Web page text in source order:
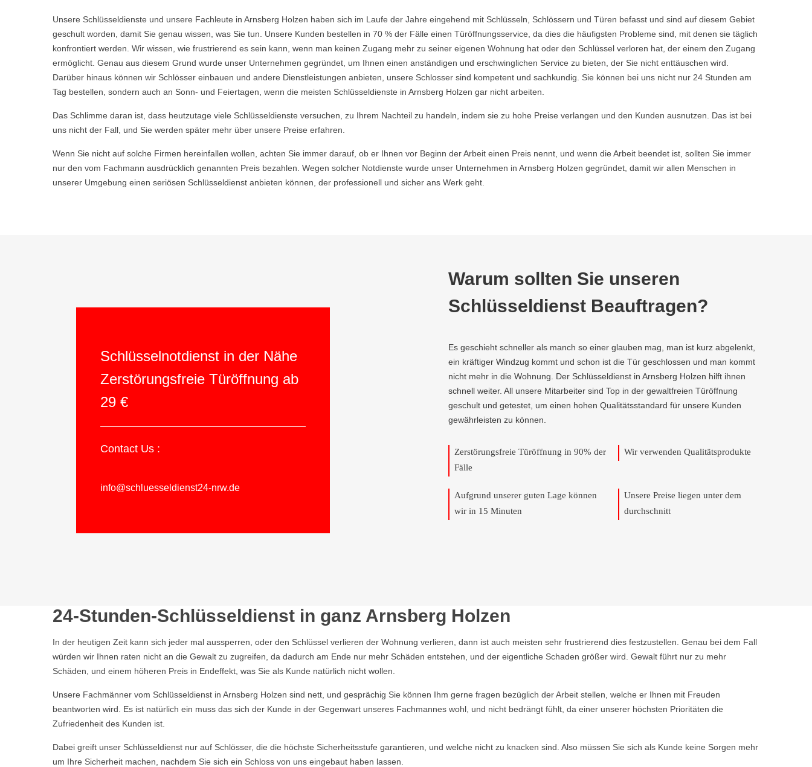
Unsere Schlüsseldienste und unsere Fachleute in Arnsberg Holzen haben sich im Laufe der Jahre eingehend mit Schlüsseln, Schlössern und Türen befasst und sind auf diesem Gebiet
geschult worden, damit Sie genau wissen, was Sie tun. Unsere Kunden bestellen in 70 % der Fälle einen Türöffnungsservice, da dies die häufigsten Probleme sind, mit denen sie täglich
konfrontiert werden. Wir wissen, wie frustrierend es sein kann, wenn man keinen Zugang mehr zu seiner eigenen Wohnung hat oder den Schlüssel verloren hat, der einem den Zugang
ermöglicht. Genau aus diesem Grund wurde unser Unternehmen gegründet, um Ihnen einen anständigen und erschwinglichen Service zu bieten, der Sie nicht enttäuschen wird.
Darüber hinaus können wir Schlösser einbauen und andere Dienstleistungen anbieten, unsere Schlosser sind kompetent und sachkundig. Sie können bei uns nicht nur 24 Stunden am
Tag bestellen, sondern auch an Sonn- und Feiertagen, wenn die meisten Schlüsseldienste in Arnsberg Holzen gar nicht arbeiten.
Das Schlimme daran ist, dass heutzutage viele Schlüsseldienste versuchen, zu Ihrem Nachteil zu handeln, indem sie zu hohe Preise verlangen und den Kunden ausnutzen. Das ist bei
uns nicht der Fall, und Sie werden später mehr über unsere Preise erfahren.
Wenn Sie nicht auf solche Firmen hereinfallen wollen, achten Sie immer darauf, ob er Ihnen vor Beginn der Arbeit einen Preis nennt, und wenn die Arbeit beendet ist, sollten Sie immer
nur den vom Fachmann ausdrücklich genannten Preis bezahlen. Wegen solcher Notdienste wurde unser Unternehmen in Arnsberg Holzen gegründet, damit wir allen Menschen in
unserer Umgebung einen seriösen Schlüsseldienst anbieten können, der professionell und sicher ans Werk geht.
Schlüsselnotdienst in der Nähe
Zerstörungsfreie Türöffnung ab
29 €
Contact Us :
info@schluesseldienst24-nrw.de
Warum sollten Sie unseren
Schlüsseldienst Beauftragen?
Es geschieht schneller als manch so einer glauben mag, man ist kurz abgelenkt,
ein kräftiger Windzug kommt und schon ist die Tür geschlossen und man kommt
nicht mehr in die Wohnung. Der Schlüsseldienst in Arnsberg Holzen hilft ihnen
schnell weiter. All unsere Mitarbeiter sind Top in der gewaltfreien Türöffnung
geschult und getestet, um einen hohen Qualitätsstandard für unsere Kunden
gewährleisten zu können.
Zerstörungsfreie Türöffnung in 90% der
Fälle
Wir verwenden Qualitätsprodukte
Aufgrund unserer guten Lage können
wir in 15 Minuten
Unsere Preise liegen unter dem
durchschnitt
24-Stunden-Schlüsseldienst in ganz Arnsberg Holzen
In der heutigen Zeit kann sich jeder mal aussperren, oder den Schlüssel verlieren der Wohnung verlieren, dann ist auch meisten sehr frustrierend dies festzustellen. Genau bei dem Fall
würden wir Ihnen raten nicht an die Gewalt zu zugreifen, da dadurch am Ende nur mehr Schäden entstehen, und der eigentliche Schaden größer wird. Gewalt führt nur zu mehr
Schäden, und einem höheren Preis in Endeffekt, was Sie als Kunde natürlich nicht wollen.
Unsere Fachmänner vom Schlüsseldienst in Arnsberg Holzen sind nett, und gesprächig Sie können Ihm gerne fragen bezüglich der Arbeit stellen, welche er Ihnen mit Freuden
beantworten wird. Es ist natürlich ein muss das sich der Kunde in der Gegenwart unseres Fachmannes wohl, und nicht bedrängt fühlt, da einer unserer höchsten Prioritäten die
Zufriedenheit des Kunden ist.
Dabei greift unser Schlüsseldienst nur auf Schlösser, die die höchste Sicherheitsstufe garantieren, und welche nicht zu knacken sind. Also müssen Sie sich als Kunde keine Sorgen mehr
um Ihre Sicherheit machen, nachdem Sie sich ein Schloss von uns eingebaut haben lassen.